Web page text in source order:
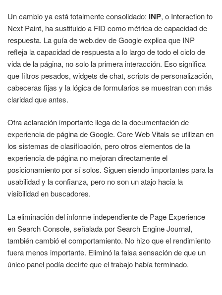
Un cambio ya está totalmente consolidado: INP, o Interaction to
Next Paint, ha sustituido a FID como métrica de capacidad de
respuesta. La guía de web.dev de Google explica que INP
refleja la capacidad de respuesta a lo largo de todo el ciclo de
vida de la página, no solo la primera interacción. Eso significa
que filtros pesados, widgets de chat, scripts de personalización,
cabeceras fijas y la lógica de formularios se muestran con más
claridad que antes.
Otra aclaración importante llega de la documentación de
experiencia de página de Google. Core Web Vitals se utilizan en
los sistemas de clasificación, pero otros elementos de la
experiencia de página no mejoran directamente el
posicionamiento por sí solos. Siguen siendo importantes para la
usabilidad y la confianza, pero no son un atajo hacia la
visibilidad en buscadores.
La eliminación del informe independiente de Page Experience
en Search Console, señalada por Search Engine Journal,
también cambió el comportamiento. No hizo que el rendimiento
fuera menos importante. Eliminó la falsa sensación de que un
único panel podía decirte que el trabajo había terminado.